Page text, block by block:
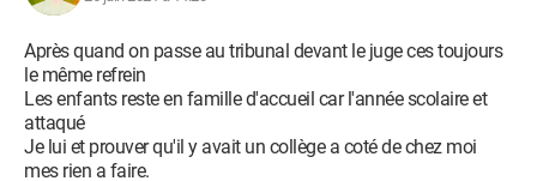
Après quand on passe au tribunal devant le juge ces toujours
le même refrein
Les enfants reste en famille d'accueil car l'année scolaire et
attaqué
Je lui et prouver qu'il y avait un collège a coté de chez moi
mes rien a faire.